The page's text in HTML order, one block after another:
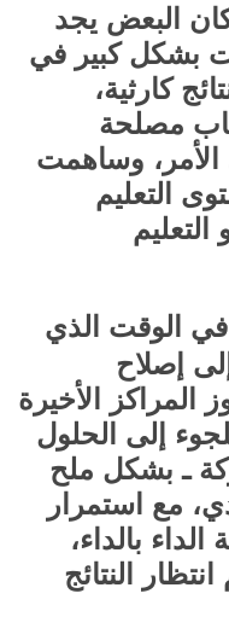
البعض يجد
بشكل كبير في
كارثية،
مصلحة
الأمر، وساهمت
التعليم
التعليم
في الوقت الذي
إصلاح
المراكز الأخيرة
إلى الحلول
ـ بشكل ملح
مع استمرار
بالداء،
النتائج